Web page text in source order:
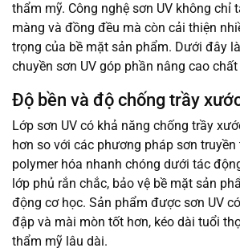
thẩm mỹ. Công nghệ sơn UV không chỉ
màng và đồng đều mà còn cải thiện
trọng của bề mặt sản phẩm. Dưới đây
chuyền sơn UV góp phần nâng cao
Độ bền và độ chống trầy
Lớp sơn UV có khả năng chống trầy
hơn so với các phương pháp sơn truyền
polymer hóa nhanh chóng dưới tác
lớp phủ rắn chắc, bảo vệ bề mặt sản
động cơ học. Sản phẩm được sơn UV
đập và mài mòn tốt hơn, kéo dài tuổi
thẩm mỹ lâu dài.